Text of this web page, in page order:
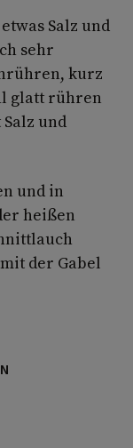
Salz und
sehr
kurz
glatt rühren
und
und in
heißen
der Gabel